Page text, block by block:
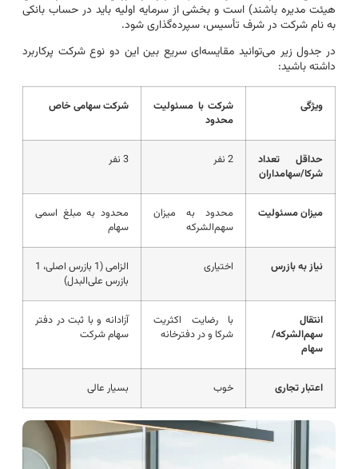
هیئت مدیره باشند) است و بخشی از سرمایه اولیه باید در حساب بانکی
به نام شرکت در شرف تأسیس، سپرده‌گذاری شود.
در جدول زیر می‌توانید مقایسه‌ای سریع بین این دو نوع شرکت پرکاربرد
داشته باشید:
ویژگی
شرکت با مسئولیت
محدود
شرکت سهامی خاص
حداقل تعداد
شرکا/سهامداران
2 نفر 3 نفر
میزان مسئولیت
محدود به میزان
سهم‌الشرکه
محدود به مبلغ اسمی
سهام
نیاز به بازرس اختیاری
الزامی (1 بازرس اصلی، 1
بازرس علی‌البدل)
انتقال
سهم‌الشرکه/
سهام
با رضایت اکثریت
شرکا و در دفترخانه
آزادانه و با ثبت در دفتر
سهام شرکت
اعتبار تجاری خوب بسیار عالی